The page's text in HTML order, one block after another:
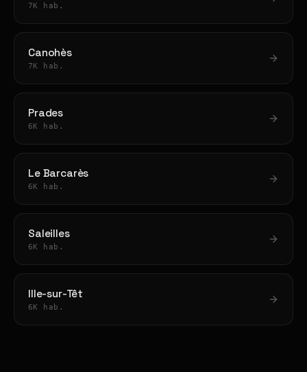
7K hab.
Canohès
7K hab.
Prades
6K hab.
Le Barcarès
6K hab.
Saleilles
6K hab.
Ille-sur-Têt
6K hab.